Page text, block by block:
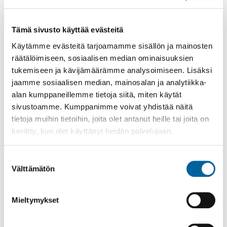
Tämä sivusto käyttää evästeitä
Käytämme evästeitä tarjoamamme sisällön ja mainosten
räätälöimiseen, sosiaalisen median ominaisuuksien
tukemiseen ja kävijämäärämme analysoimiseen. Lisäksi
jaamme sosiaalisen median, mainosalan ja analytiikka-
alan kumppaneillemme tietoja siitä, miten käytät
sivustoamme. Kumppanimme voivat yhdistää näitä
tietoja muihin tietoihin, joita olet antanut heille tai joita on
kerätty, kun olet käyttänyt heidän palvelujaan.
valinta
Välttämätön
Mieltymykset
Poistomyynti kirjaston aukioloaikana
03.06.2026
31.08.2026
Poppelikatu 10
Lue lisää